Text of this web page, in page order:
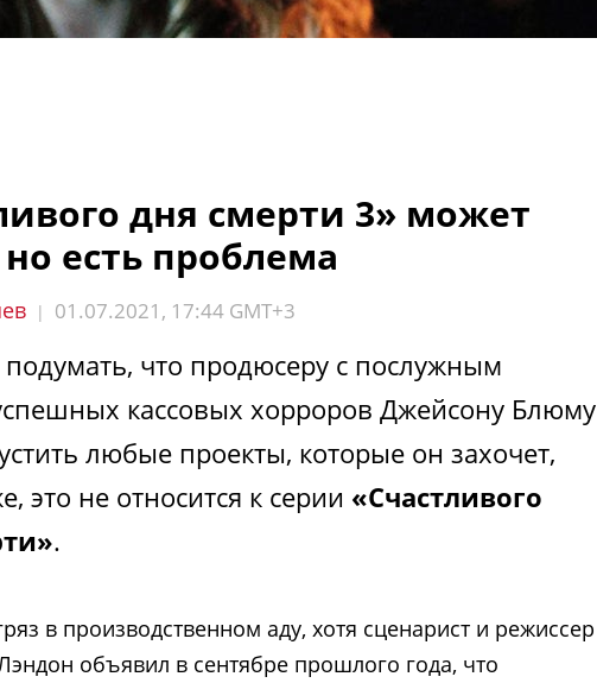
дня смерти 3» может
есть проблема
| 01.07.2021, 17:44 GMT+3
что продюсеру с послужным
кассовых хорроров Джейсону Блюму
любые проекты, которые он захочет,
это не относится к серии «Счастливого
.
в производственном аду, хотя сценарист и режиссер
объявил в сентябре прошлого года, что